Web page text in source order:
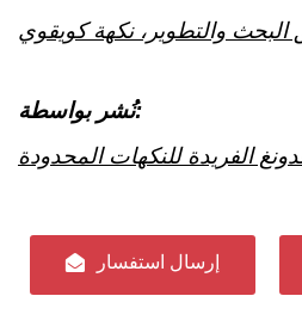
البحث والتطوير، نكهة كويقوي
نُشر بواسطة:
الفريدة للنكهات المحدودة
آخر تحديث:آب 11 ، 2025.
إرسال استفسار